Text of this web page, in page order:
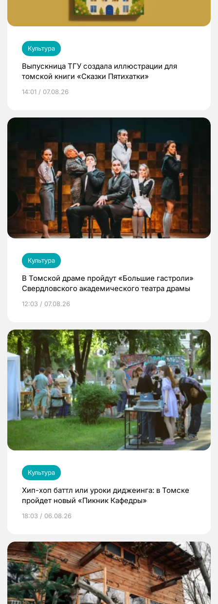
Культура
Выпускница ТГУ создала иллюстрации для
томской книги «Сказки Пятихатки»
14:01 / 07.08.26
Культура
В Томской драме пройдут «Большие гастроли»
Свердловского академического театра драмы
12:03 / 07.08.26
Культура
Хип-хоп баттл или уроки диджеинга: в Томске
пройдет новый «Пикник Кафедры»
18:03 / 06.08.26